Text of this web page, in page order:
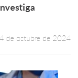
más +
de octubre de 2024